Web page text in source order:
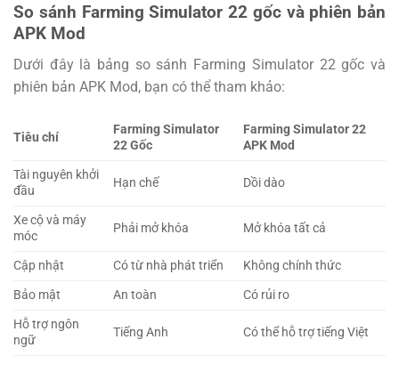
So sánh Farming Simulator 22 gốc và phiên bản
APK Mod
Dưới đây là bảng so sánh Farming Simulator 22 gốc và
phiên bản APK Mod, bạn có thể tham khảo:
Tiêu chí
Farming Simulator
22 Gốc
Farming Simulator 22
APK Mod
Tài nguyên khởi
đầu
Hạn chế Dồi dào
Xe cộ và máy
móc
Phải mở khóa Mở khóa tất cả
Cập nhật Có từ nhà phát triển
Không chính thức
Bảo mật
An toàn
Có rủi ro
Hỗ trợ ngôn
ngữ
Tiếng Anh Có thể hỗ trợ tiếng Việt